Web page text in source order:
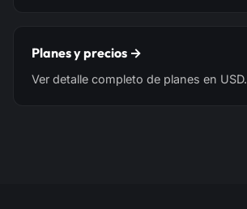
Planes y precios →
Ver detalle completo de planes en USD.